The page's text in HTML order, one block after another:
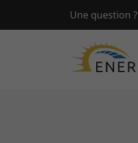
Une question ?
8 rue du Noyer Goujon
41350 Montlivault